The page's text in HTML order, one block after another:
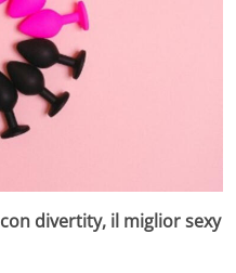
divertity, il miglior sexy